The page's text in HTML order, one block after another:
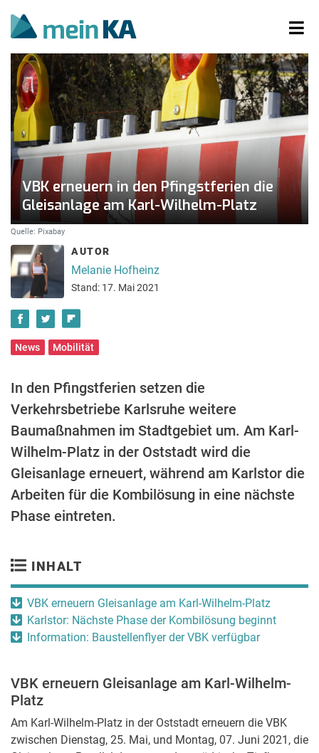
VBK erneuern in den Pfingstferien die
Gleisanlage am Karl-Wilhelm-Platz
Quelle: Pixabay
AUTOR
Melanie Hofheinz
Stand: 17. Mai 2021
News Mobilität
In den Pfingstferien setzen die
Verkehrsbetriebe Karlsruhe weitere
Baumaßnahmen im Stadtgebiet um. Am Karl-
Wilhelm-Platz in der Oststadt wird die
Gleisanlage erneuert, während am Karlstor die
Arbeiten für die Kombilösung in eine nächste
Phase eintreten.
INHALT
VBK erneuern Gleisanlage am Karl-Wilhelm-Platz
Karlstor: Nächste Phase der Kombilösung beginnt
Information: Baustellenflyer der VBK verfügbar
VBK erneuern Gleisanlage am Karl-Wilhelm-
Platz
Am Karl-Wilhelm-Platz in der Oststadt erneuern die VBK
zwischen Dienstag, 25. Mai, und Montag, 07. Juni 2021, die